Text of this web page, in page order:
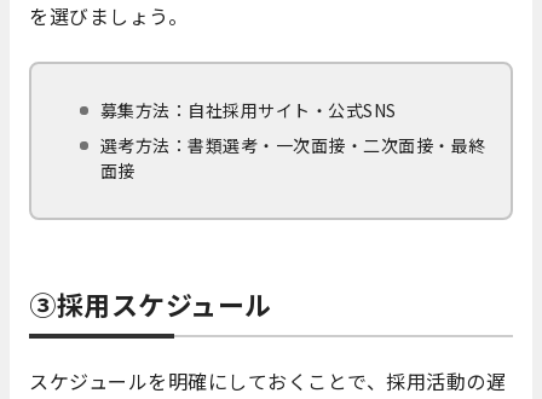
を選びましょう。
募集方法：自社採用サイト・公式SNS
選考方法：書類選考・一次面接・二次面接・最終
面接
③採用スケジュール
スケジュールを明確にしておくことで、採用活動の遅